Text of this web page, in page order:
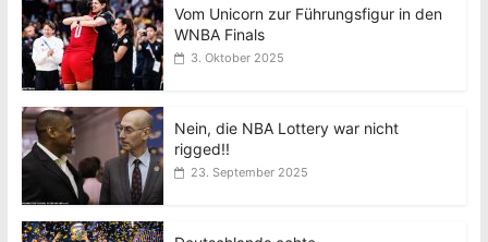
Vom Unicorn zur Führungsfigur in den
WNBA Finals
3. Oktober 2025
Nein, die NBA Lottery war nicht
rigged!!
23. September 2025